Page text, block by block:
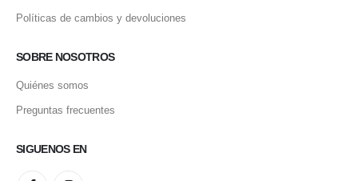
Políticas de cambios y devoluciones
SOBRE NOSOTROS
Quiénes somos
Preguntas frecuentes
SIGUENOS EN